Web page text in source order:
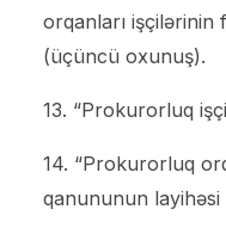
orqanları işçilərinin
(üçüncü oxunuş).
13. “Prokurorluq
14. “Prokurorluq
qanununun